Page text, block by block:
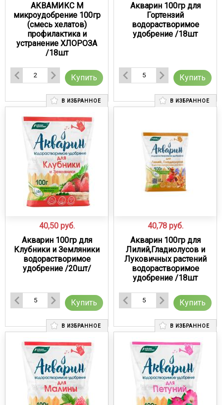
АКВАМИКС М
микроудобрение 100гр
(смесь хелатов)
профилактика и
устранение ХЛОРОЗА
/18шт
Купить
Акварин 100гр для
Гортензий
водорастворимое
удобрение /18шт
Купить
В ИЗБРАННОЕ
40,50 руб.
Акварин 100гр для
Клубники и Земляники
водорастворимое
удобрение /20шт/
Купить
В ИЗБРАННОЕ
40,78 руб.
Акварин 100гр для
Лилий,Гладиолусов и
Луковичных растений
водорастворимое
удобрение /18шт
Купить
В ИЗБРАННОЕ В ИЗБРАННОЕ